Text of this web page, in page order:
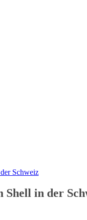
Schweiz
Shell in der